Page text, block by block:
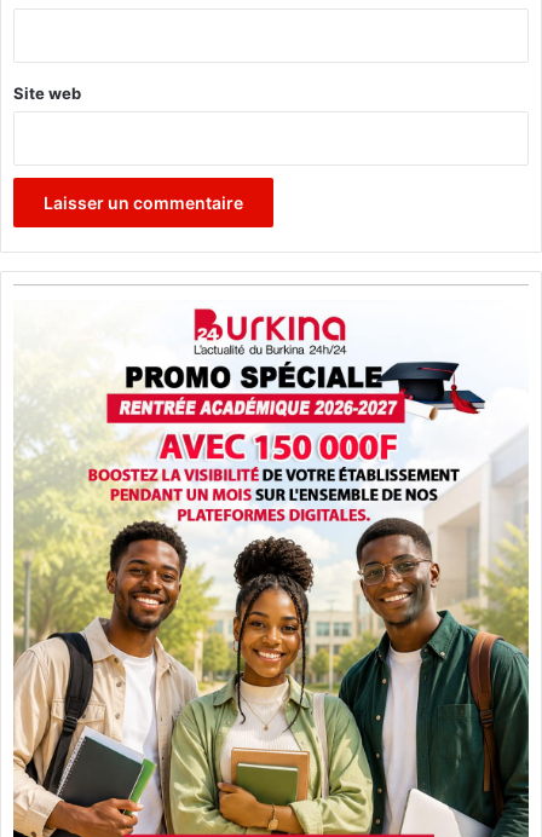
n
Site web